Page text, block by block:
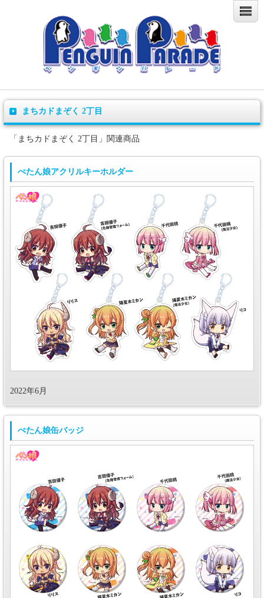
まちカドまぞく 2丁目
「まちカドまぞく 2丁目」関連商品
ぺたん娘アクリルキーホルダー
2022年6月
ぺたん娘缶バッジ